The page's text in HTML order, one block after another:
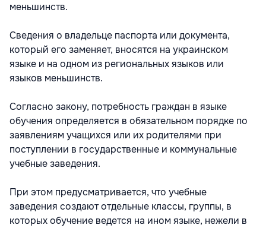
меньшинств.
Сведения о владельце паспорта или документа,
который его заменяет, вносятся на украинском
языке и на одном из региональных языков или
языков меньшинств.
Согласно закону, потребность граждан в языке
обучения определяется в обязательном порядке по
заявлениям учащихся или их родителями при
поступлении в государственные и коммунальные
учебные заведения.
При этом предусматривается, что учебные
заведения создают отдельные классы, группы, в
которых обучение ведется на ином языке, нежели в